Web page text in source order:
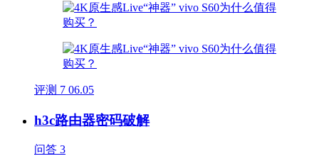
评测 7 06.05
h3c路由器密码破解
问答 3